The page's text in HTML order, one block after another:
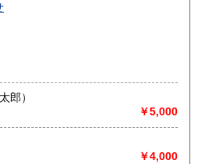
円 大分県 600円
600円
近代 現代文学の初版本 漫画・
れております。
30m
田風太郎）
￥5,000
￥4,000